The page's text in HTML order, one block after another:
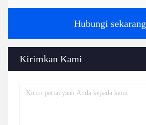
Hubungi sekarang
Kirimkan Kami